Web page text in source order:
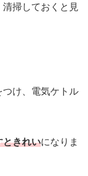
掃しておくと見
け、電気ケトル
ときれいになりま